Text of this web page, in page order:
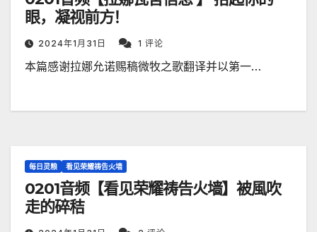
眼，凝视前方！
2024年1月31日 1 评论
本篇感谢拉娜允诺赐稿微牧之歌翻译并以第一…
每日灵粮 看见荣耀祷告火墙
0201音频【看见荣耀祷告火墙】被風吹
走的碎秸